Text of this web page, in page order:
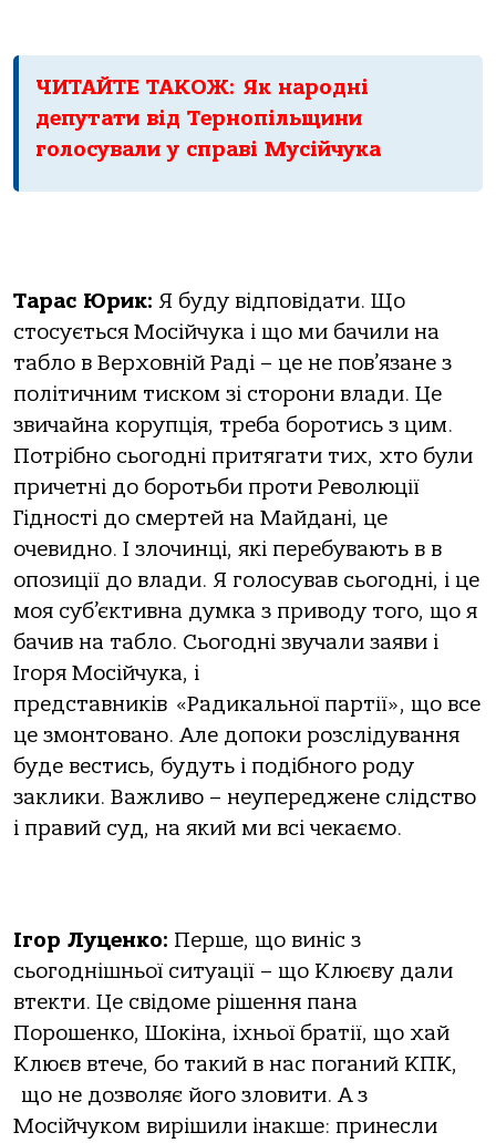
ЧИТАЙТЕ ТАКОЖ: Як народні
депутати від Тернопільщини
голосували у справі Мусійчука
Тарас Юрик: Я буду відповідати. Що
стосується Мосійчука і що ми бачили на
табло в Верховній Раді – це не пов’язане з
політичним тиском зі сторони влади. Це
звичайна корупція, треба боротись з цим.
Потрібно сьогодні притягати тих, хто були
причетні до боротьби проти Революції
Гідності до смертей на Майдані, це
очевидно. І злочинці, які перебувають в в
опозиції до влади. Я голосував сьогодні, і це
моя суб’єктивна думка з приводу того, що я
бачив на табло. Сьогодні звучали заяви і
Ігоря Мосійчука, і
представників «Радикальної партії», що все
це змонтовано. Але допоки розслідування
буде вестись, будуть і подібного роду
заклики. Важливо – неупереджене слідство
і правий суд, на який ми всі чекаємо.
Ігор Луценко: Перше, що виніс з
сьогоднішньої ситуації – що Клюєву дали
втекти. Це свідоме рішення пана
Порошенко, Шокіна, іхньої братії, що хай
Клюєв втече, бо такий в нас поганий КПК,
що не дозволяє його зловити. А з
Мосійчуком вирішили інакше: принесли